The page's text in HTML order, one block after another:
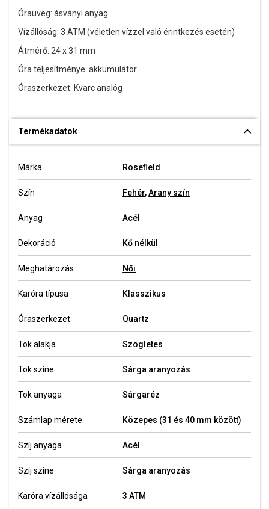
Óraüveg: ásványi anyag
Vízállóság: 3 ATM (véletlen vízzel való érintkezés esetén)
Átmérő: 24 x 31 mm
Óra teljesítménye: akkumulátor
Óraszerkezet: Kvarc analóg
Termékadatok
Márka Rosefield
Szín Fehér,Arany szín
Anyag Acél
Dekoráció Kő nélkül
Meghatározás Női
Karóra típusa Klasszikus
Óraszerkezet Quartz
Tok alakja Szögletes
Tok színe Sárga aranyozás
Tok anyaga Sárgaréz
Számlap mérete Közepes (31 és 40 mm között)
Szíj anyaga Acél
Szíj színe Sárga aranyozás
Karóra vízállósága 3 ATM